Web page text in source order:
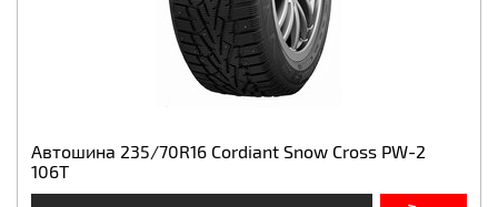
Автошина 235/70R16 Cordiant Snow Cross PW-2
106T